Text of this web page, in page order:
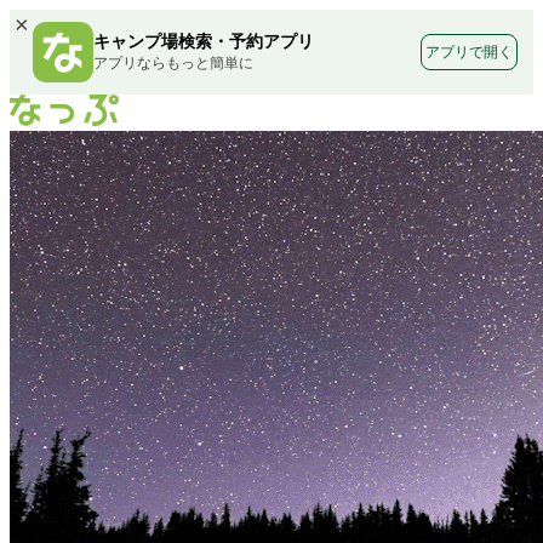
×
キャンプ場検索・予約アプリ
アプリならもっと簡単に
アプリで開く